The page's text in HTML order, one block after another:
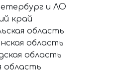
и ЛО
край
область
область
область
область